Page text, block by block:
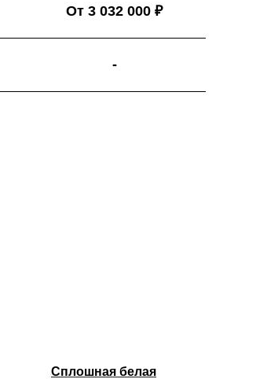
От 3 032 000 ₽
-
Сплошная белая